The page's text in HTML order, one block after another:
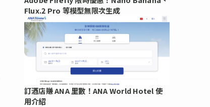
Flux.2 Pro 等模型無限次生成
訂酒店賺 ANA 里數！ANA World Hotel 使
用介紹